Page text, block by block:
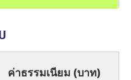
ค่าธรรมเนียม (บาท)